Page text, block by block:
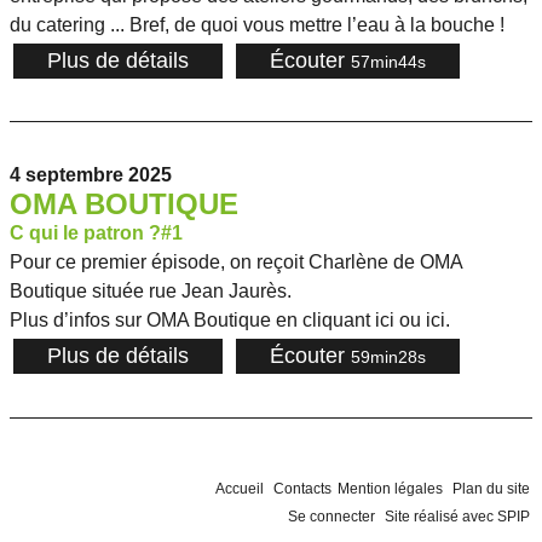
du catering ... Bref, de quoi vous mettre l’eau à la bouche !
Plus de détails Écouter 57min44s
4 septembre 2025
OMA BOUTIQUE
C qui le patron ?#1
Pour ce premier épisode, on reçoit Charlène de OMA
Boutique située rue Jean Jaurès.
Plus d’infos sur OMA Boutique en cliquant ici ou ici.
Plus de détails Écouter 59min28s
Accueil Contacts Mention légales
Plan du site
Se connecter Site réalisé avec SPIP